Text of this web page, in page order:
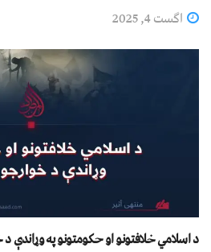
اگست 4, 2025
د اسلامي خلافتونو او حکومتونو په وړاندې